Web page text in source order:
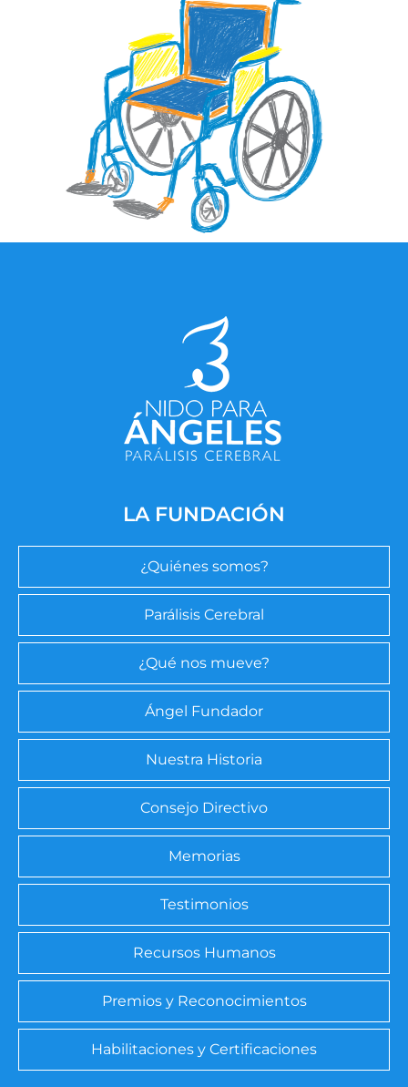
LA FUNDACIÓN
¿Quiénes somos?
Parálisis Cerebral
¿Qué nos mueve?
Ángel Fundador
Nuestra Historia
Consejo Directivo
Memorias
Testimonios
Recursos Humanos
Premios y Reconocimientos
Habilitaciones y Certificaciones